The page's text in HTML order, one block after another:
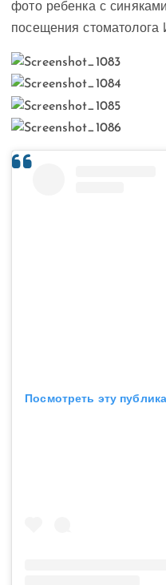
фото ребенка с
посещения стоматолога
Посмотреть эту